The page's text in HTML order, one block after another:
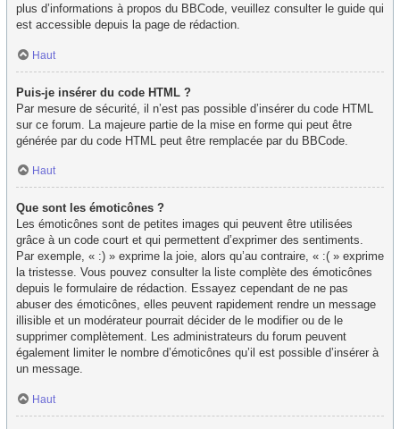
plus d’informations à propos du BBCode, veuillez consulter le guide qui
est accessible depuis la page de rédaction.
Haut
Puis-je insérer du code HTML ?
Par mesure de sécurité, il n’est pas possible d’insérer du code HTML
sur ce forum. La majeure partie de la mise en forme qui peut être
générée par du code HTML peut être remplacée par du BBCode.
Haut
Que sont les émoticônes ?
Les émoticônes sont de petites images qui peuvent être utilisées
grâce à un code court et qui permettent d’exprimer des sentiments.
Par exemple, « :) » exprime la joie, alors qu’au contraire, « :( » exprime
la tristesse. Vous pouvez consulter la liste complète des émoticônes
depuis le formulaire de rédaction. Essayez cependant de ne pas
abuser des émoticônes, elles peuvent rapidement rendre un message
illisible et un modérateur pourrait décider de le modifier ou de le
supprimer complètement. Les administrateurs du forum peuvent
également limiter le nombre d’émoticônes qu’il est possible d’insérer à
un message.
Haut